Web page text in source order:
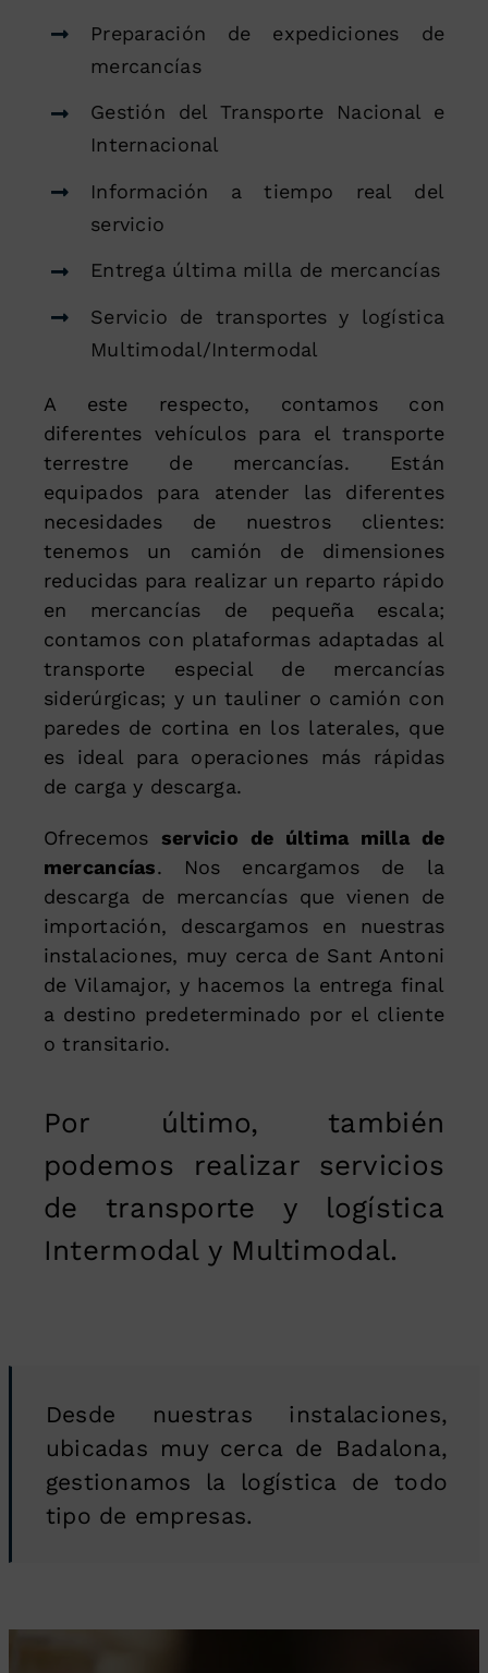
Preparación de expediciones de
mercancías
Gestión del Transporte Nacional e
Internacional
Información a tiempo real del
servicio
Entrega última milla de mercancías
Servicio de transportes y logística
Multimodal/Intermodal
A este respecto, contamos con
diferentes vehículos para el transporte
terrestre de mercancías. Están
equipados para atender las diferentes
necesidades de nuestros clientes:
tenemos un camión de dimensiones
reducidas para realizar un reparto rápido
en mercancías de pequeña escala;
contamos con plataformas adaptadas al
transporte especial de mercancías
siderúrgicas; y un tauliner o camión con
paredes de cortina en los laterales, que
es ideal para operaciones más rápidas
de carga y descarga.
Ofrecemos servicio de última milla de
mercancías. Nos encargamos de la
descarga de mercancías que vienen de
importación, descargamos en nuestras
instalaciones, muy cerca de Sant Antoni
de Vilamajor, y hacemos la entrega final
a destino predeterminado por el cliente
o transitario.
Por último, también
podemos realizar servicios
de transporte y logística
Intermodal y Multimodal.
Desde nuestras instalaciones,
ubicadas muy cerca de Badalona,
gestionamos la logística de todo
tipo de empresas.